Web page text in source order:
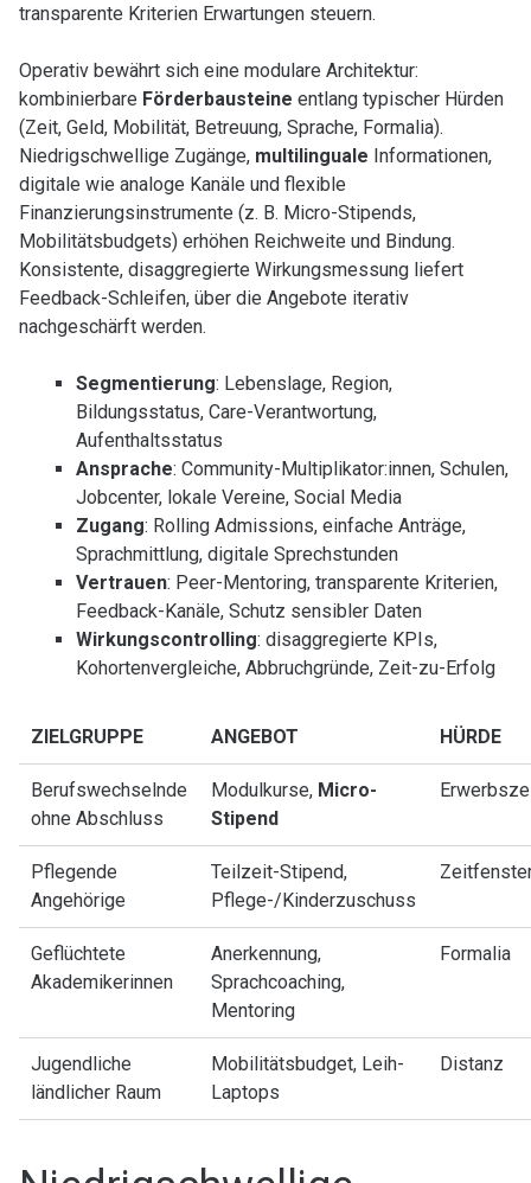
transparente Kriterien Erwartungen steuern.
Operativ bewährt sich eine modulare Architektur:
kombinierbare Förderbausteine entlang typischer Hürden
(Zeit, Geld, Mobilität, Betreuung, Sprache, Formalia).
Niedrigschwellige Zugänge, multilinguale Informationen,
digitale wie analoge Kanäle und flexible
Finanzierungsinstrumente (z. B. Micro-Stipends,
Mobilitätsbudgets) erhöhen Reichweite und Bindung.
Konsistente, disaggregierte Wirkungsmessung liefert
Feedback-Schleifen, über die Angebote iterativ
nachgeschärft werden.
Segmentierung: Lebenslage, Region,
Bildungsstatus, Care-Verantwortung,
Aufenthaltsstatus
Ansprache: Community-Multiplikator:innen, Schulen,
Jobcenter, lokale Vereine, Social Media
Zugang: Rolling Admissions, einfache Anträge,
Sprachmittlung, digitale Sprechstunden
Vertrauen: Peer-Mentoring, transparente Kriterien,
Feedback-Kanäle, Schutz sensibler Daten
Wirkungscontrolling: disaggregierte KPIs,
Kohortenvergleiche, Abbruchgründe, Zeit-zu-Erfolg
ZIELGRUPPE ANGEBOT HÜRDE
Berufswechselnde
ohne Abschluss
Modulkurse, Micro-
Stipend
Pflegende
Angehörige
Teilzeit-Stipend,
Pflege-/Kinderzuschuss
Geflüchtete
Akademikerinnen
Anerkennung,
Sprachcoaching,
Mentoring
Formalia
Jugendliche
ländlicher Raum
Mobilitätsbudget, Leih-
Laptops
Distanz